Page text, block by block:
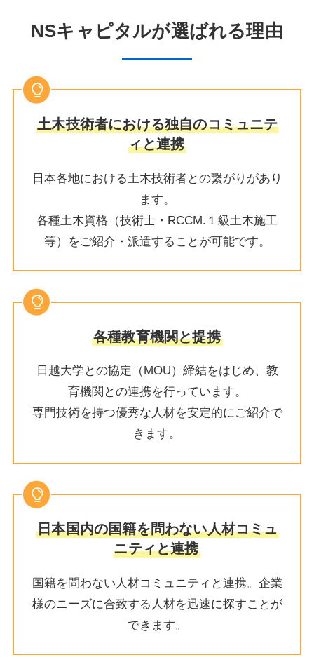
NSキャピタルが選ばれる理由
土木技術者における独自のコミュニテ
ィと連携
日本各地における土木技術者との繋がりがあり
ます。
各種土木資格（技術士・RCCM.１級土木施工
等）をご紹介・派遣することが可能です。
各種教育機関と提携
日越大学との協定（MOU）締結をはじめ、教
育機関との連携を行っています。
専門技術を持つ優秀な人材を安定的にご紹介で
きます。
日本国内の国籍を問わない人材コミュ
ニティと連携
国籍を問わない人材コミュニティと連携。企業
様のニーズに合致する人材を迅速に探すことが
できます。